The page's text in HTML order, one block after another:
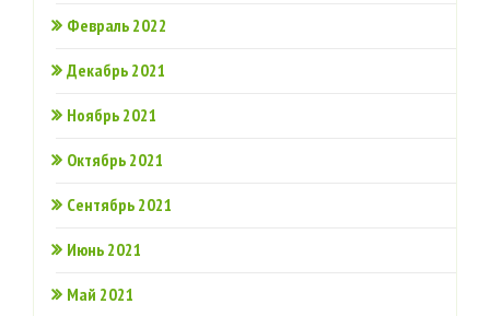
Февраль 2022
Декабрь 2021
Ноябрь 2021
Октябрь 2021
Сентябрь 2021
Июнь 2021
Май 2021